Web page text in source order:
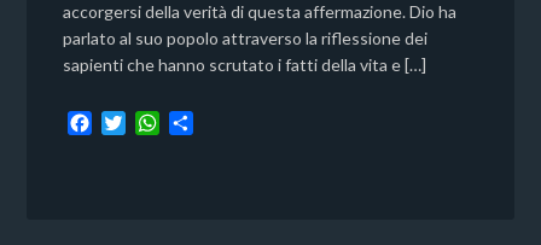
accorgersi della verità di questa affermazione. Dio ha
parlato al suo popolo attraverso la riflessione dei
sapienti che hanno scrutato i fatti della vita e […]
T
W